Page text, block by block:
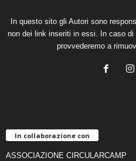
In questo sito gli Autori sono
non dei link inseriti in essi. In caso
provvederemo a
In collaborazione con
ASSOCIAZIONE CIRCULARCAMP